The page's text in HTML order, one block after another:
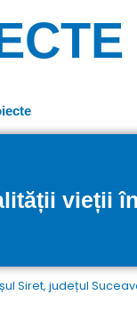
vieții
Siret, județul